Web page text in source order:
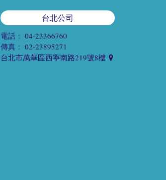
台北公司
電話： 04-23366760
傳真： 02-23895271
台北市萬華區西寧南路219號8樓